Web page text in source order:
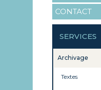
CONTACT
SERVICES
Archivage
Textes